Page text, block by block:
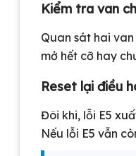
Kiểm tra van
Quan sát hai
mở hết cỡ hay
Reset lại điều
Đôi khi, lỗi E5
Nếu lỗi E5 vẫn